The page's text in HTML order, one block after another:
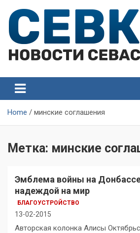
content
Севастополя
Севастополя
Home минские соглашения
Метка: минские
Эмблема войны на
надеждой на мир
БЛАГОУСТРОЙСТВО
13-02-2015
Авторская колонка Алисы